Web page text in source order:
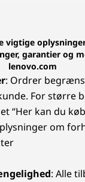
vigtige
garantier og
lenovo.com
: Ordrer
For større
“Her kan du
om
: Alle